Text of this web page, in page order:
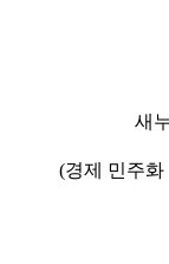
새
(경제 민주화